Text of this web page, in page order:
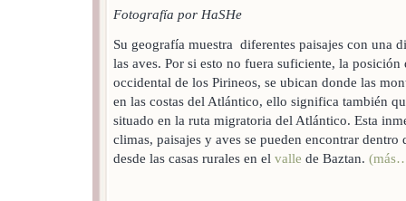
Fotografía por HaSHe
Su geografía muestra diferentes paisajes con una
las aves. Por si esto no fuera suficiente, la
occidental de los Pirineos, se ubican donde las
en las costas del Atlántico, ello significa también
situado en la ruta migratoria del Atlántico. Esta
climas, paisajes y aves se pueden encontrar dentro
desde las casas rurales en el valle de Baztan.